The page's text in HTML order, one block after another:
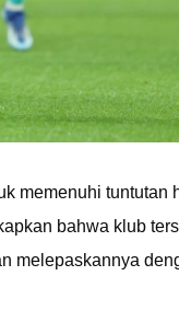
memenuhi tuntutan
bahwa klub
melepaskannya